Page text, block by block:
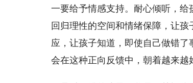
一要给予情感支持。耐心倾听，
回归理性的空间和情绪保障，让
应，让孩子知道，即使自己做错
会在这种正向反馈中，朝着越来越